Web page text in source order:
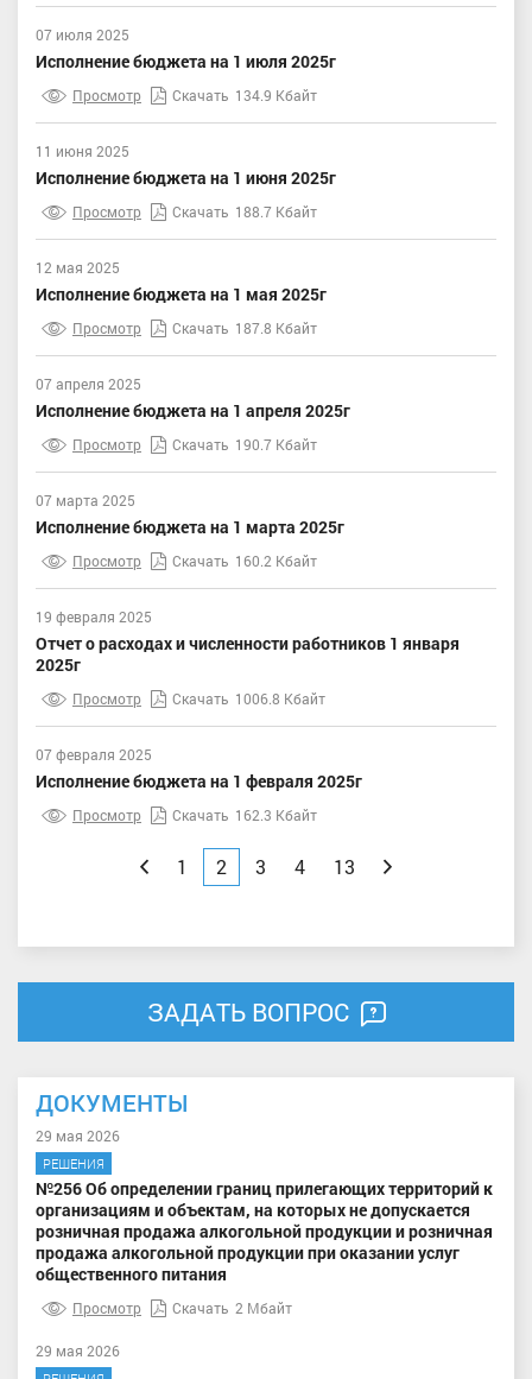
07 июля 2025
Исполнение бюджета на 1 июля 2025г
Просмотр Скачать 134.9 Кбайт
11 июня 2025
Исполнение бюджета на 1 июня 2025г
Просмотр Скачать 188.7 Кбайт
12 мая 2025
Исполнение бюджета на 1 мая 2025г
Просмотр Скачать 187.8 Кбайт
07 апреля 2025
Исполнение бюджета на 1 апреля 2025г
Просмотр Скачать 190.7 Кбайт
07 марта 2025
Исполнение бюджета на 1 марта 2025г
Просмотр Скачать 160.2 Кбайт
19 февраля 2025
Отчет о расходах и численности работников 1 января
2025г
Просмотр Скачать 1006.8 Кбайт
07 февраля 2025
Исполнение бюджета на 1 февраля 2025г
Просмотр Скачать 162.3 Кбайт
Назад
1 2 3 4 13 Вперед
ЗАДАТЬ ВОПРОС
ДОКУМЕНТЫ
29 мая 2026
РЕШЕНИЯ
№256 Об определении границ прилегающих территорий к
организациям и объектам, на которых не допускается
розничная продажа алкогольной продукции и розничная
продажа алкогольной продукции при оказании услуг
общественного питания
Просмотр Скачать 2 Мбайт
29 мая 2026